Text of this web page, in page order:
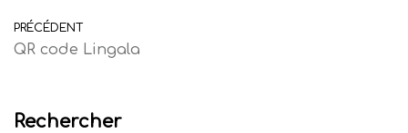
PRÉCÉDENT
QR code Lingala
Rechercher